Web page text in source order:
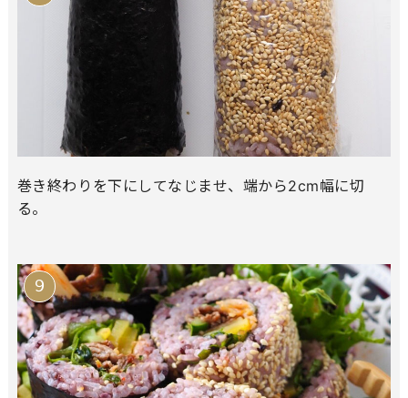
巻き終わりを下にしてなじませ、端から2cm幅に切
る。